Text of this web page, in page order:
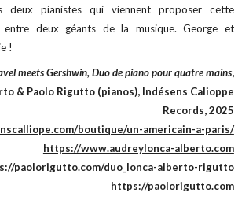
deux pianistes qui viennent proposer cette
entre deux géants de la musique. George et
!
meets Gershwin, Duo de piano pour quatre mains,
& Paolo Rigutto (pianos), Indésens Calioppe
Records, 2025
boutique/un-americain-a-paris/
https://www.audreylonca-alberto.com
paolorigutto.com/duo_lonca-alberto-rigutto
https://paolorigutto.com